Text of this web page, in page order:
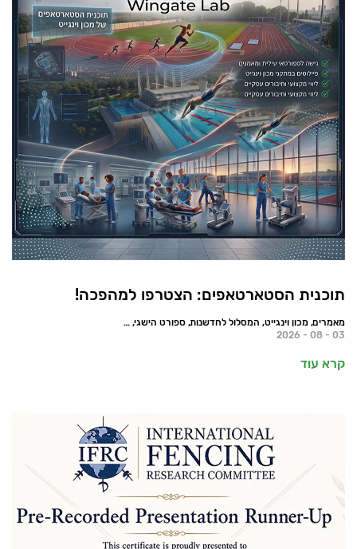
תוכנית הסטארטאפים: הצטרפו למהפכה!
מאמרים, מכון וינגייט, המסלול לחדשנות, ספורט הישגי, חדשות
03 - 08 - 2026
קרא עוד